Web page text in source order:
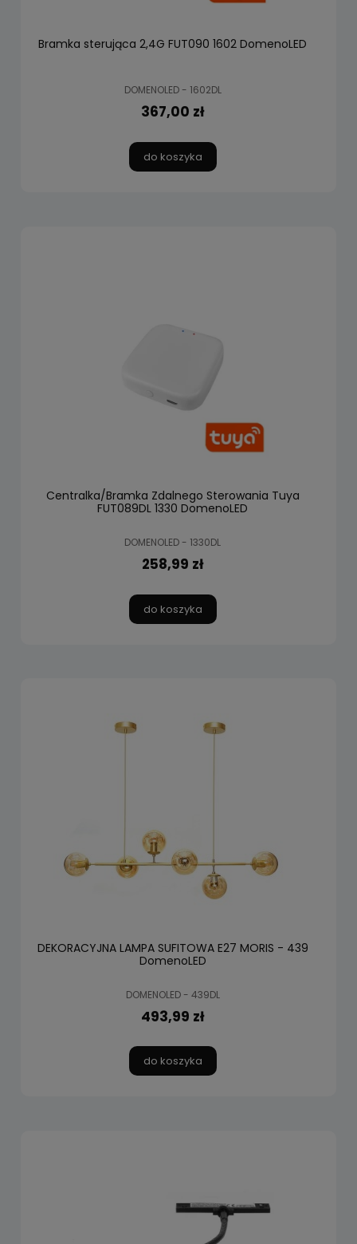
Bramka sterująca 2,4G FUT090 1602 DomenoLED
DOMENOLED - 1602DL
367,00 zł
do koszyka
Centralka/Bramka Zdalnego Sterowania Tuya
FUT089DL 1330 DomenoLED
DOMENOLED - 1330DL
258,99 zł
do koszyka
DEKORACYJNA LAMPA SUFITOWA E27 MORIS - 439
DomenoLED
DOMENOLED - 439DL
493,99 zł
do koszyka